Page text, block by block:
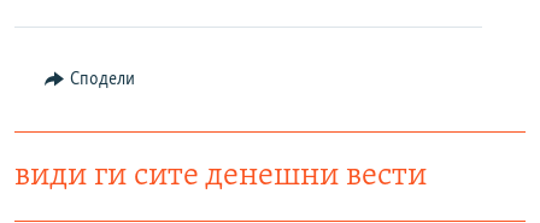
Сподели
види ги сите денешни вести